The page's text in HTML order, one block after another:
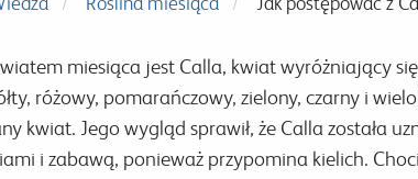
miesiąca jest Calla, kwiat wyróżniający
różowy, pomarańczowy, zielony, czarny i
kwiat. Jego wygląd sprawił, że Calla została
i zabawą, ponieważ przypomina kielich.